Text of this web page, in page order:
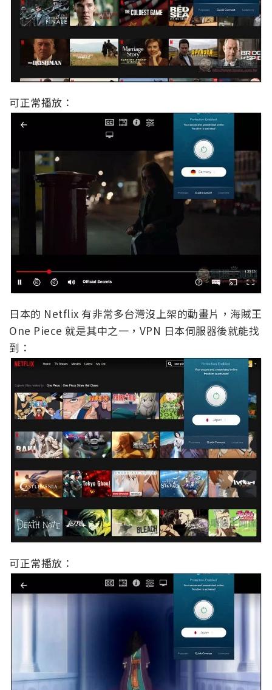
可正常播放：
日本的 Netflix 有非常多台灣沒上架的動畫片，海賊王
One Piece 就是其中之一，VPN 日本伺服器後就能找
到：
可正常播放：